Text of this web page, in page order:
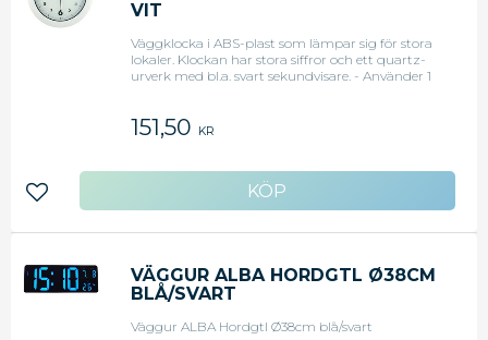
VIT
Väggklocka i ABS-plast som lämpar sig för stora
lokaler. Klockan har stora siffror och ett quartz-
urverk med bl.a. svart sekundvisare. - Använder 1
151,50 KR
Lägg till i favoriter
VÄGGUR ALBA HORDGTL Ø38CM
BLÅ/SVART
Väggur ALBA Hordgtl Ø38cm blå/svart